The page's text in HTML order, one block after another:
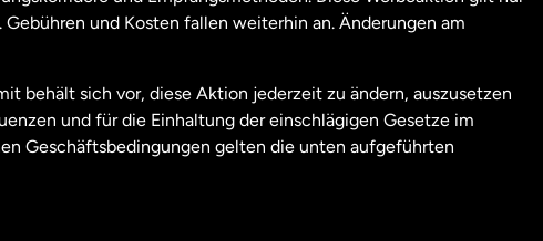
und Kosten fallen weiterhin an. Änderungen am
behält sich vor, diese Aktion jederzeit zu ändern, auszusetzen
und für die Einhaltung der einschlägigen Gesetze im
Geschäftsbedingungen gelten die unten aufgeführten